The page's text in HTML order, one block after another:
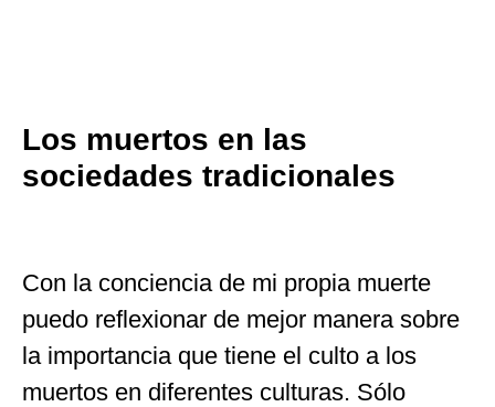
Los muertos en las
sociedades tradicionales
Con la conciencia de mi propia muerte
puedo reflexionar de mejor manera sobre
la importancia que tiene el culto a los
muertos en diferentes culturas. Sólo